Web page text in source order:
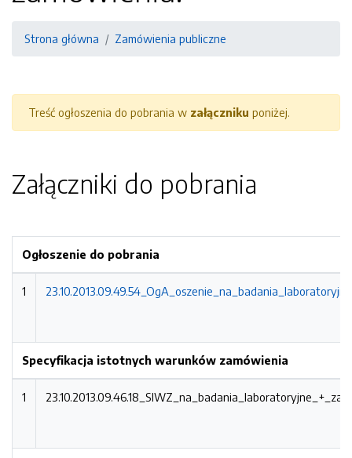
Strona główna Zamówienia publiczne
Treść ogłoszenia do pobrania w załączniku poniżej.
Załączniki do pobrania
Ogłoszenie do pobrania
1
Specyfikacja istotnych warunków zamówienia
1